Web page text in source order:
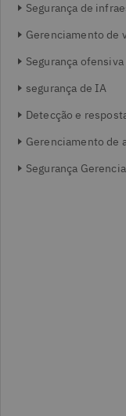
Segurança de
Gerenciamento de
Segurança ofensiva
segurança de IA
Detecção e
Gerenciamento de
Segurança